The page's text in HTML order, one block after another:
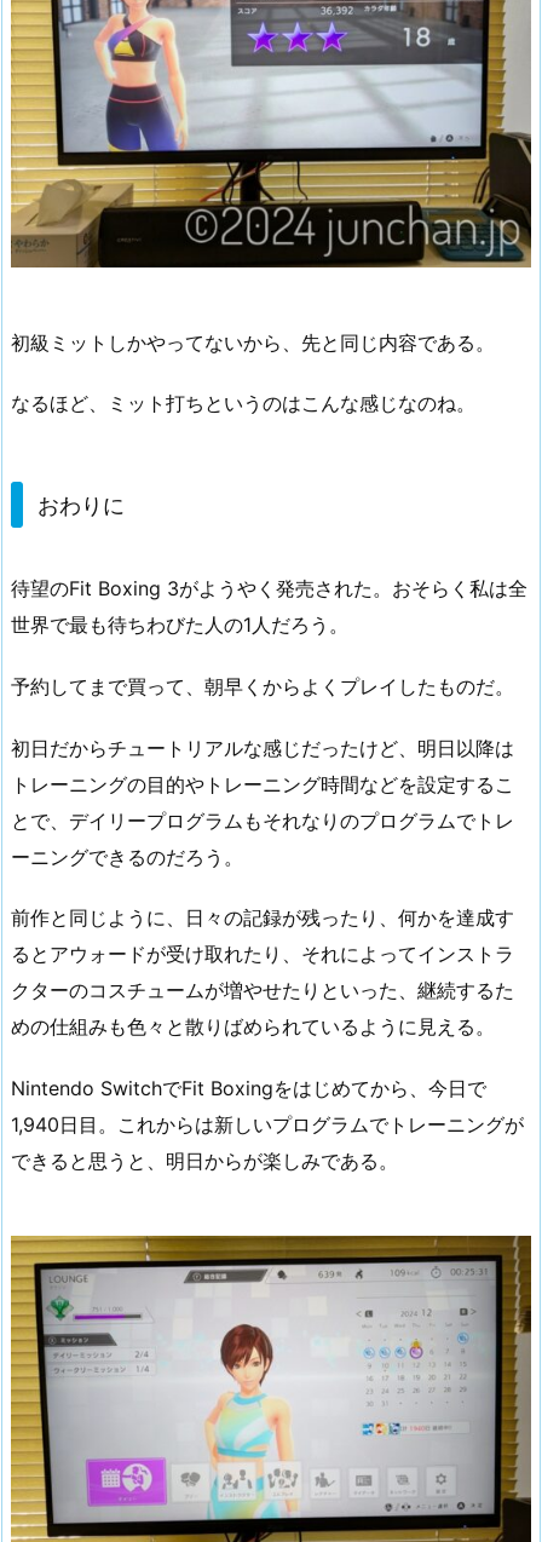
初級ミットしかやってないから、先と同じ内容である。
なるほど、ミット打ちというのはこんな感じなのね。
おわりに
待望のFit Boxing 3がようやく発売された。おそらく私は全
世界で最も待ちわびた人の1人だろう。
予約してまで買って、朝早くからよくプレイしたものだ。
初日だからチュートリアルな感じだったけど、明日以降は
トレーニングの目的やトレーニング時間などを設定するこ
とで、デイリープログラムもそれなりのプログラムでトレ
ーニングできるのだろう。
前作と同じように、日々の記録が残ったり、何かを達成す
るとアウォードが受け取れたり、それによってインストラ
クターのコスチュームが増やせたりといった、継続するた
めの仕組みも色々と散りばめられているように見える。
Nintendo SwitchでFit Boxingをはじめてから、今日で
1,940日目。これからは新しいプログラムでトレーニングが
できると思うと、明日からが楽しみである。